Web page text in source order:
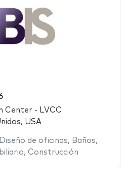
Center - LVCC
USA
Diseño de oficinas, Baños,
, Construcción